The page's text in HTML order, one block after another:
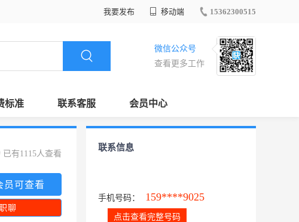
我要发布 移动端 15362300515
微信公众号
查看更多工作
标准 联系客服 会员中心
已有1115人查看
员可查看
聊
联系信息
手机号码： 159****9025
点击查看完整号码